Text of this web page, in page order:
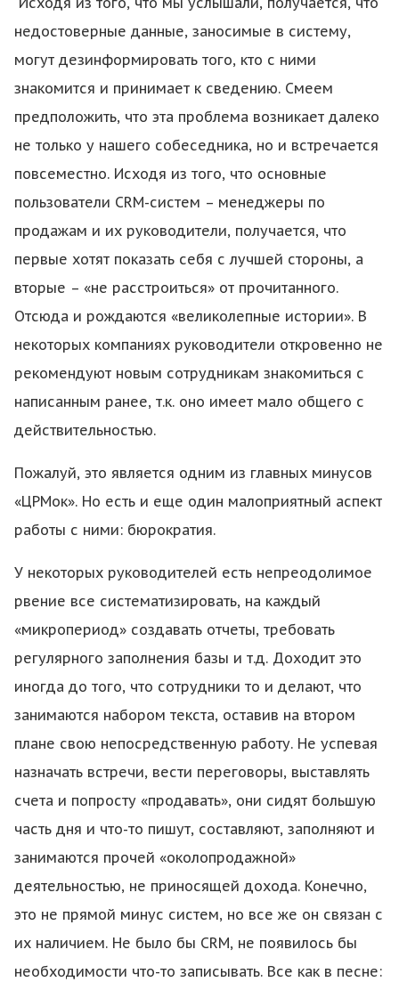
недостоверные данные, заносимые в систему,
могут дезинформировать того, кто с ними
знакомится и принимает к сведению. Смеем
предположить, что эта проблема возникает далеко
не только у нашего собеседника, но и встречается
повсеместно. Исходя из того, что основные
пользователи CRM-систем – менеджеры по
продажам и их руководители, получается, что
первые хотят показать себя с лучшей стороны, а
вторые – «не расстроиться» от прочитанного.
Отсюда и рождаются «великолепные истории». В
некоторых компаниях руководители откровенно не
рекомендуют новым сотрудникам знакомиться с
написанным ранее, т.к. оно имеет мало общего с
действительностью.
Пожалуй, это является одним из главных минусов
«ЦРМок». Но есть и еще один малоприятный аспект
работы с ними: бюрократия.
У некоторых руководителей есть непреодолимое
рвение все систематизировать, на каждый
«микропериод» создавать отчеты, требовать
регулярного заполнения базы и т.д. Доходит это
иногда до того, что сотрудники то и делают, что
занимаются набором текста, оставив на втором
плане свою непосредственную работу. Не успевая
назначать встречи, вести переговоры, выставлять
счета и попросту «продавать», они сидят большую
часть дня и что-то пишут, составляют, заполняют и
занимаются прочей «околопродажной»
деятельностью, не приносящей дохода. Конечно,
это не прямой минус систем, но все же он связан с
их наличием. Не было бы CRM, не появилось бы
необходимости что-то записывать. Все как в песне: